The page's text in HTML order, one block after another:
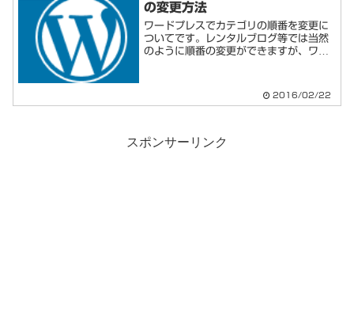
の変更方法
ワードプレスでカテゴリの順番を変更に
ついてです。レンタルブログ等では当然
のように順番の変更ができますが、ワー
す。この手のプラグインは多...
2016/02/22
スポンサーリンク